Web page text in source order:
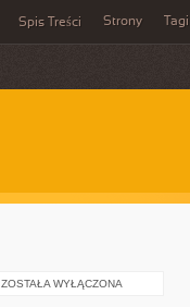
Spis Treści Strony Tagi
PSYCHIATRIA
ZOSTAŁA WYŁĄCZONA